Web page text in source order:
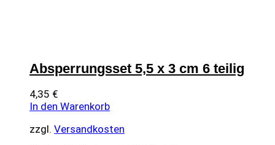
Absperrungsset 5,5 x 3 cm 6 teilig
4,35 €
In den Warenkorb
zzgl. Versandkosten